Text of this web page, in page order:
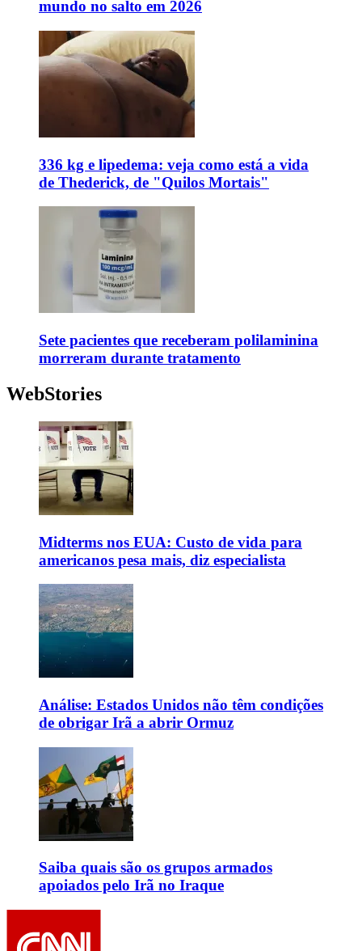
mundo no salto em 2026
336 kg e lipedema: veja como está a vida
de Thederick, de "Quilos Mortais"
Sete pacientes que receberam polilaminina
morreram durante tratamento
WebStories
Midterms nos EUA: Custo de vida para
americanos pesa mais, diz especialista
Análise: Estados Unidos não têm condições
de obrigar Irã a abrir Ormuz
Saiba quais são os grupos armados
apoiados pelo Irã no Iraque